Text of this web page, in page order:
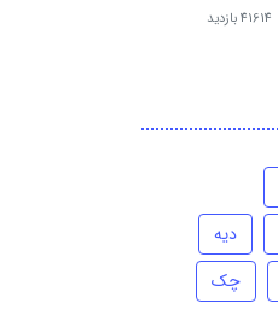
41614 بازدید
دیه
چک